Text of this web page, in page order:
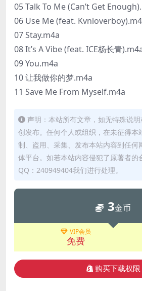
05 Talk To Me (Can’t Get
06 Use Me (feat.
07 Stay.m4a
08 It’s A Vibe (feat. ICE杨长青
09 You.m4a
10 让我做你的梦.m4a
11 Save Me From Myself.m4a
声明：本站所有文章，如无特殊说
创发布。任何个人或组织，在未征得本
制、盗用、采集、发布本站内容到任何
体平台。如若本站内容侵犯了原著者的
QQ：240949404我们进行处理。
3金币
VIP会员
免费
购买下载权限